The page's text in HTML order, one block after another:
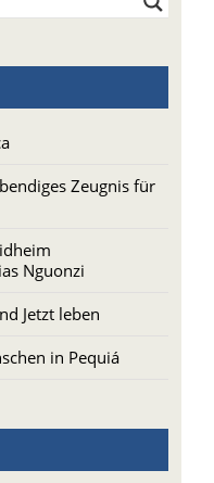
Zeugnis für
Nguonzi
Jetzt leben
in Pequiá